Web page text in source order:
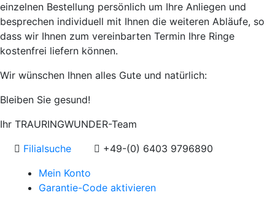
einzelnen Bestellung persönlich um Ihre Anliegen und
besprechen individuell mit Ihnen die weiteren Abläufe, so
dass wir Ihnen zum vereinbarten Termin Ihre Ringe
kostenfrei liefern können.
Wir wünschen Ihnen alles Gute und natürlich:
Bleiben Sie gesund!
Ihr TRAURINGWUNDER-Team
Filialsuche
+49-(0) 6403 9796890
Mein Konto
Garantie-Code aktivieren